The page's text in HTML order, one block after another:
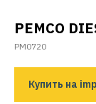
PEMCO
PM0720
Купить на